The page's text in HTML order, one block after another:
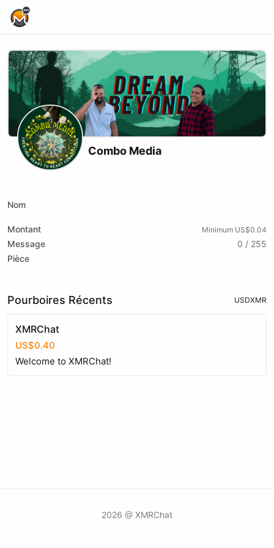
Combo Media
Nom
Montant Minimum US$0.04
Message
0 / 255
Pièce
Pourboires Récents USDXMR
XMRChat
US$0.40
Welcome to XMRChat!
2026 @ XMRChat